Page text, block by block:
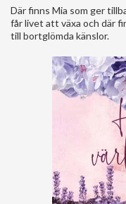
Där finns Mia som ger
får livet att växa och där
till bortglömda känslor.